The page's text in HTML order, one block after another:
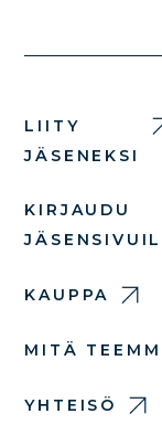
LIITY
JÄSENEKSI
KIRJAUDU
KAUPPA
MITÄ
YHTEISÖ